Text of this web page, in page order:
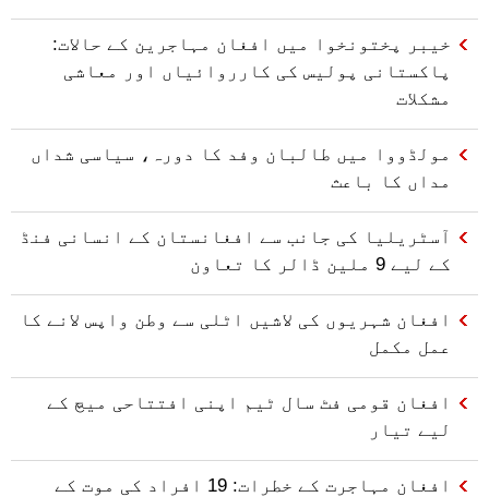
خیبر پختونخوا میں افغان مہاجرین کے حالات:
پاکستانی پولیس کی کارروائیاں اور معاشی
مشکلات
مولڈووا میں طالبان وفد کا دورہ، سیاسی شداں
مداں کا باعث
آسٹریلیا کی جانب سے افغانستان کے انسانی فنڈ
کے لیے 9 ملین ڈالر کا تعاون
افغان شہریوں کی لاشیں اٹلی سے وطن واپس لانے کا
عمل مکمل
افغان قومی فٹ سال ٹیم اپنی افتتاحی میچ کے
لیے تیار
افغان مہاجرت کے خطرات: 19 افراد کی موت کے